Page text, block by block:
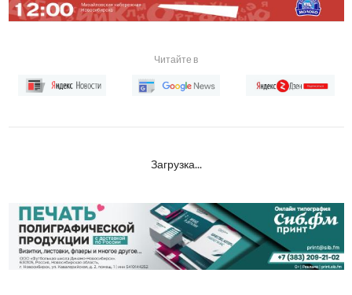
Читайте в
Загрузка...